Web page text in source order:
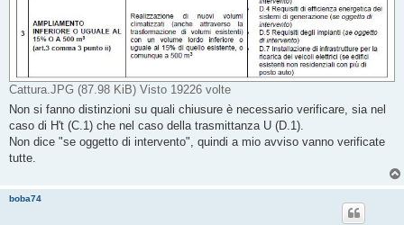
Cattura.JPG (87.98 KiB) Visto 19226 volte
Non si fanno distinzioni su quali chiusure è necessario verificare, sia nel
caso di H't (C.1) che nel caso della trasmittanza U (D.1).
Non dice "se oggetto di intervento", quindi a mio avviso vanno verificate
tutte.
boba74